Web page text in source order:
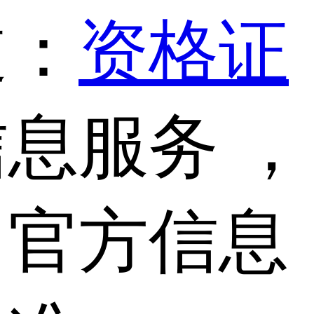
资格证
服务 ，
方信息